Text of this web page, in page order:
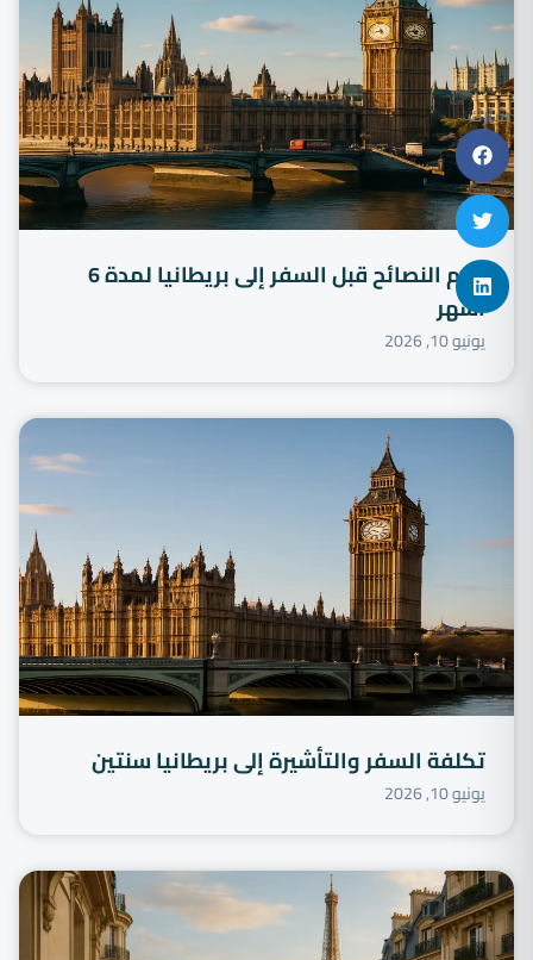
أهم النصائح قبل السفر إلى بريطانيا لمدة 6
أشهر
يونيو 10, 2026
تكلفة السفر والتأشيرة إلى بريطانيا سنتين
يونيو 10, 2026
شارك